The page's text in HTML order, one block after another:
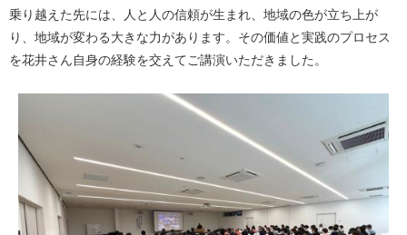
乗り越えた先には、人と人の信頼が生まれ、地域の色が立ち上が
り、地域が変わる大きな力があります。その価値と実践のプロセス
を花井さん自身の経験を交えてご講演いただきました。